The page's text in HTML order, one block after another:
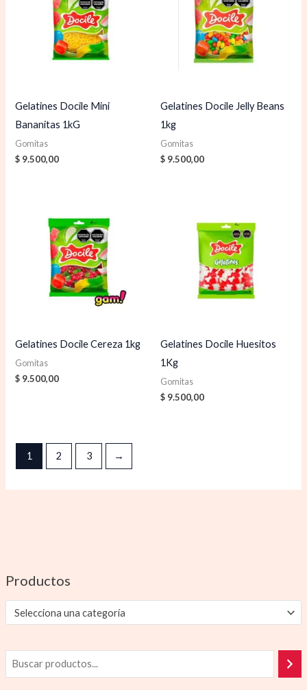
Productos
Selecciona una categoría
Gelatines Docile Mini
Bananitas 1kG
Gomitas
$ 9.500,00
Gelatines Docile Jelly Beans
1kg
Gomitas
$ 9.500,00
Gelatines Docile Cereza 1kg
Gomitas
$ 9.500,00
Gelatines Docile Huesitos
1Kg
Gomitas
$ 9.500,00
1 2 3 →